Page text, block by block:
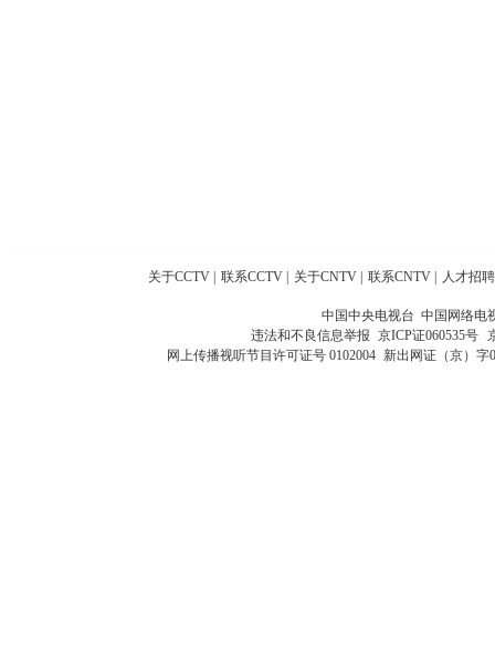
关于CCTV | 联系CCTV | 关于CNTV | 联系CNTV | 人才招聘
中国中央电视台 中国网络电
违法和不良信息举报 京ICP证060535号
网上传播视听节目许可证号 0102004 新出网证（京）